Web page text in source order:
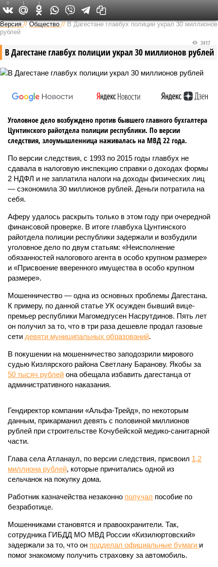
Версия на Кавказе
Версия //Общество //В Дагестане главбух полиции украл 30 миллионов
рублей
В Дагестане главбух полиции украл 30 миллионов рублей
3417
Уголовное дело возбуждено против бывшего главного бухгалтера
Цунтинского райотдела полиции республики. По версии
следствия, злоумышленница наживалась на МВД 22 года.
По версии следствия, с 1993 по 2015 годы главбух не
сдавала в налоговую инспекцию справки о доходах формы
2 НДФЛ и не заплатила налоги на доходы физических лиц
— сэкономила 30 миллионов рублей. Деньги потратила на
себя.
Аферу удалось раскрыть только в этом году при очередной
финансовой проверке. В итоге главбуха Цунтинского
райотдела полиции республики задержали и возбудили
уголовное дело по двум статьям: «Неисполнение
обязанностей налогового агента в особо крупном размере»
и «Присвоение вверенного имущества в особо крупном
размере».
Мошенничество — одна из основных проблемы Дагестана.
К примеру, по данной статье УК осужден бывший вице-
премьер республики Магомедгусен Насрутдинов. Пять лет
он получил за то, что в три раза дешевле продал газовые
сети девяти муниципальных образований.
В покушении на мошенничество заподозрили мирового
судью Кизлярского района Светлану Баранову. Якобы за
50 тысяч рублей она обещала избавить дагестанца от
административного наказания.
Гендиректор компании «Альфа-Трейд», по некоторым
данным, прикарманил девять с половиной миллионов
рублей при строительстве Кочубейской медико-санитарной
части.
Глава села Атланаул, по версии следствия, присвоил 1,2
миллиона рублей, которые причитались одной из
сельчанок на покупку дома.
Работник казначейства незаконно получал пособие по
безработице.
Мошенниками становятся и правоохранители. Так,
сотрудника ГИБДД МО МВД России «Кизилюртовский»
задержали за то, что он подделал официальные бумаги и
помог знакомому получить страховку за автомобиль.
0 1 1